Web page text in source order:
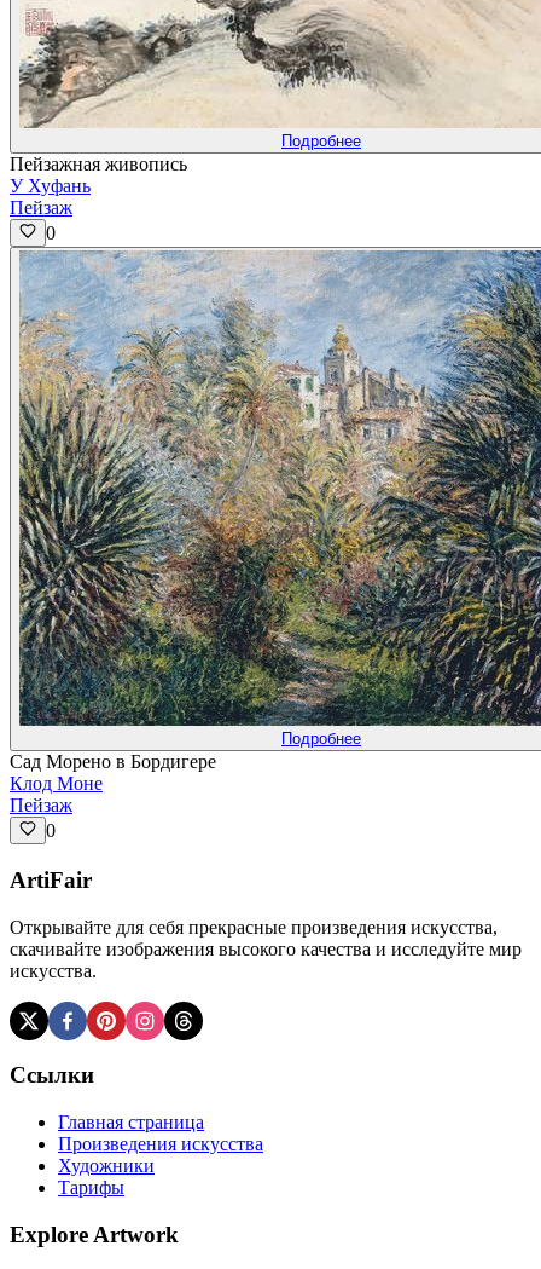
Подробнее
Пейзажная живопись
У Хуфань
Пейзаж
0
Подробнее
Сад Морено в Бордигере
Клод Моне
Пейзаж
0
ArtiFair
Открывайте для себя прекрасные произведения искусства,
скачивайте изображения высокого качества и исследуйте мир
искусства.
Ссылки
Главная страница
Произведения искусства
Художники
Тарифы
Explore Artwork